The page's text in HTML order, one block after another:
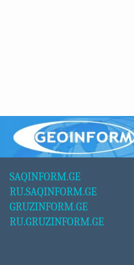
SAQINFORM.GE
RU.SAQINFORM.GE
GRUZINFORM.GE
RU.GRUZINFORM.GE